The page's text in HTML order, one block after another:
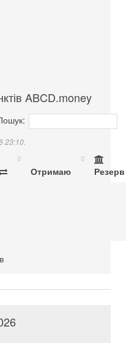
ABCD.money
23:10.
Отримаю
Резерв